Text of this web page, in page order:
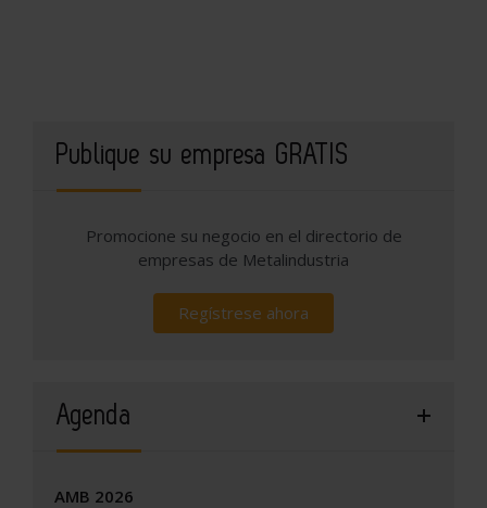
Publique su empresa GRATIS
Promocione su negocio en el directorio de
empresas de Metalindustria
Regístrese ahora
Agenda
AMB 2026